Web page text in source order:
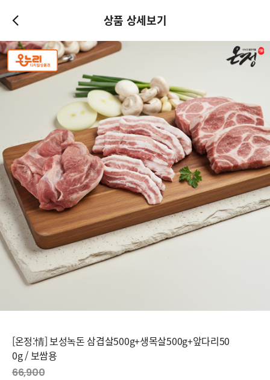
상품 상세보기
[온정:情] 보성녹돈 삼겹살500g+생목살500g+앞다리50
0g / 보쌈용
66,900